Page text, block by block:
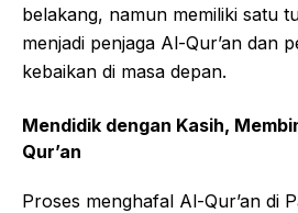
belakang, namun memiliki satu
menjadi penjaga Al-Qur’an dan
kebaikan di masa depan.
Mendidik dengan Kasih,
Qur’an
Proses menghafal Al-Qur’an di